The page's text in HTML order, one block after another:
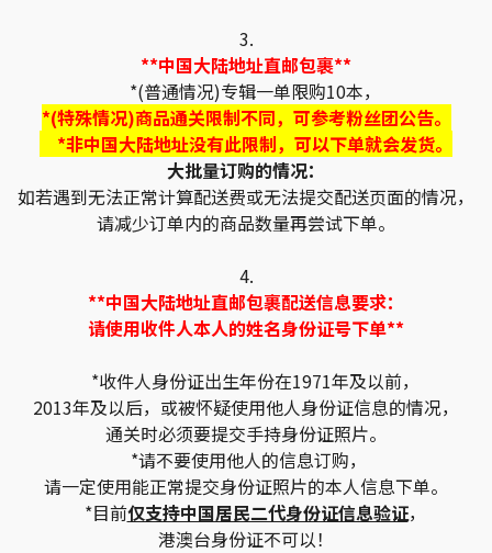
3.
**中国大陆地址直邮包裹**
*(普通情况)专辑一单限购10本，
*(特殊情况)商品通关限制不同，可参考粉丝团公告。
*非中国大陆地址没有此限制，可以下单就会发货。
大批量订购的情况：
如若遇到无法正常计算配送费或无法提交配送页面的情况，
请减少订单内的商品数量再尝试下单。
4.
**中国大陆地址直邮包裹配送信息要求：
请使用收件人本人的姓名身份证号下单**
*收件人身份证出生年份在1971年及以前，
2013年及以后，或被怀疑使用他人身份证信息的情况，
通关时必须要提交手持身份证照片。
*请不要使用他人的信息订购，
请一定使用能正常提交身份证照片的本人信息下单。
*目前仅支持中国居民二代身份证信息验证，
港澳台身份证不可以！